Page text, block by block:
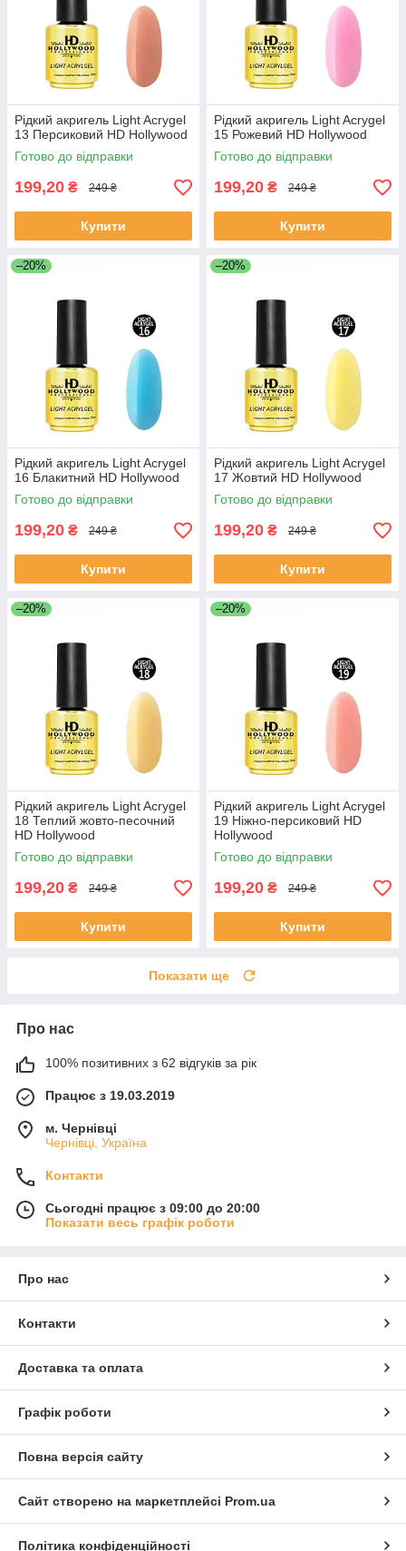
Рідкий акригель Light Acrygel
13 Персиковий HD Hollywood
Готово до відправки
199,20 ₴ 249 ₴
Купити
Рідкий акригель Light Acrygel
15 Рожевий HD Hollywood
Готово до відправки
199,20 ₴ 249 ₴
Купити
–20%
Рідкий акригель Light Acrygel
16 Блакитний HD Hollywood
Готово до відправки
199,20 ₴ 249 ₴
Купити
–20%
Рідкий акригель Light Acrygel
17 Жовтий HD Hollywood
Готово до відправки
199,20 ₴ 249 ₴
Купити
–20%
Рідкий акригель Light Acrygel
18 Теплий жовто-песочний
HD Hollywood
Готово до відправки
199,20 ₴ 249 ₴
Купити
–20%
Рідкий акригель Light Acrygel
19 Ніжно-персиковий HD
Hollywood
Готово до відправки
199,20 ₴ 249 ₴
Купити
Показати ще
Про нас
100% позитивних з 62 відгуків за рік
Працює з 19.03.2019
м. Чернівці
Чернівці, Україна
Контакти
Сьогодні працює з 09:00 до 20:00
Показати весь графік роботи
Про нас
Контакти
Доставка та оплата
Графік роботи
Повна версія сайту
Сайт створено на маркетплейсі Prom.ua
Політика конфіденційності